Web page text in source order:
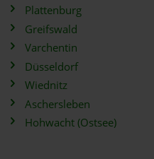
Plattenburg
Greifswald
Varchentin
Düsseldorf
Wiednitz
Aschersleben
Hohwacht (Ostsee)